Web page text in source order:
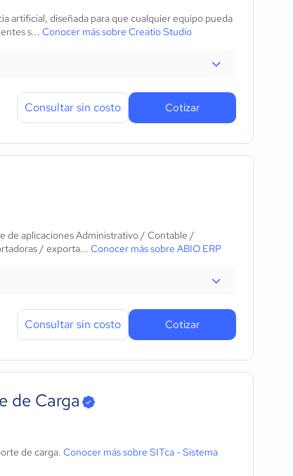
artificial, diseñada para que cualquier equipo pueda
s... Conocer más sobre Creatio Studio
Consultar sin costo Cotizar
de aplicaciones Administrativo / Contable /
/ exporta... Conocer más sobre ABIO ERP
Consultar sin costo Cotizar
de Carga
de carga. Conocer más sobre SITca - Sistema